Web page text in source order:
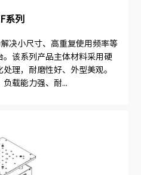
系列
决小尺寸、高重复使用频率等
该系列产品主体材料采用硬
理，耐磨性好、外型美观。
载能力强、耐...